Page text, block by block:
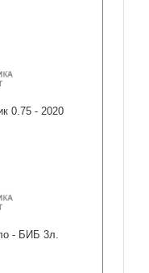
0.75 - 2020
- БИБ 3л.